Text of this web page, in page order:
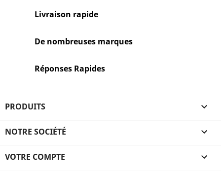
Livraison rapide
De nombreuses marques
Réponses Rapides
PRODUITS 
NOTRE SOCIÉTÉ 
VOTRE COMPTE 